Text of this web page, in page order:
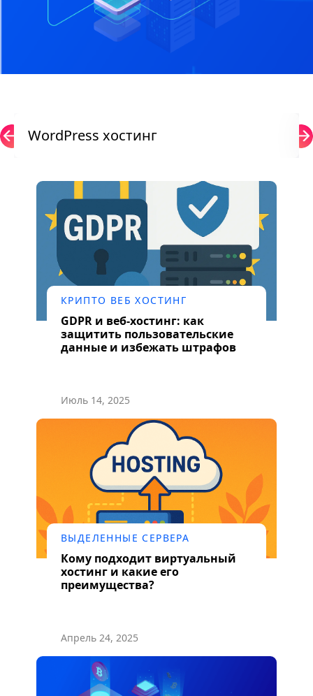
WordPress хостинг
КРИПТО ВЕБ ХОСТИНГ
GDPR и веб-хостинг: как
защитить пользовательские
данные и избежать штрафов
Июль 14, 2025
ВЫДЕЛЕННЫЕ СЕРВЕРА
Кому подходит виртуальный
хостинг и какие его
преимущества?
Апрель 24, 2025